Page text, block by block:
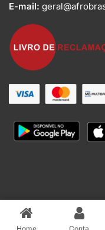
E-mail: